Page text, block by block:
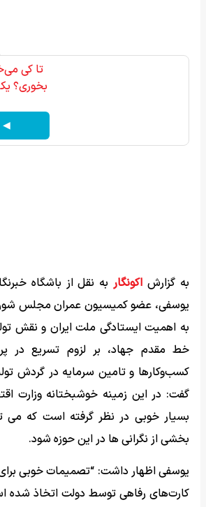
تا کی
بخوری؟
◀
به گزارش اکونگاربه نقل از باشگاه
یوسفی، عضو کمیسیون عمران مجلس
به اهمیت ایستادگی ملت ایران و نقش
خط مقدم جهاد، بر لزوم تسریع در
کسب‌وکارها و تامین سرمایه در گردش
گفت: در این زمینه خوشبختانه وزارت
بسیار خوبی در نظر گرفته است که می
بخشی از نگرانی ها در این حوزه شود.
یوسفی اظهار داشت: “تصمیمات خوبی
کارت‌های رفاهی توسط دولت اتخاذ